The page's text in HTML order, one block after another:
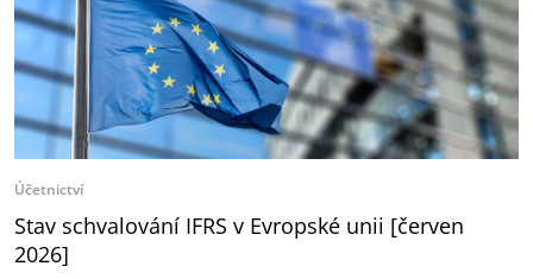
Účetnictví
Stav schvalování IFRS v Evropské unii [červen
2026]